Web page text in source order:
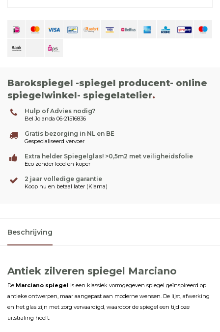
Barokspiegel -spiegel producent- online
spiegelwinkel- spiegelatelier.
Hulp of Advies nodig?
Bel Jolanda 06-21516836
Gratis bezorging in NL en BE
Gespecialiseerd vervoer
Extra helder Spiegelglas! >0,5m2 met veiligheidsfolie
Eco zonder lood en koper
2 jaar volledige garantie
Koop nu en betaal later (Klarna)
Beschrijving
Antiek zilveren spiegel Marciano
De Marciano spiegel is een klassiek vormgegeven spiegel geïnspireerd op
antieke ontwerpen, maar aangepast aan moderne wensen. De lijst, afwerking
en het glas zijn met zorg vervaardigd, waardoor de spiegel een tijdloze
uitstraling heeft.